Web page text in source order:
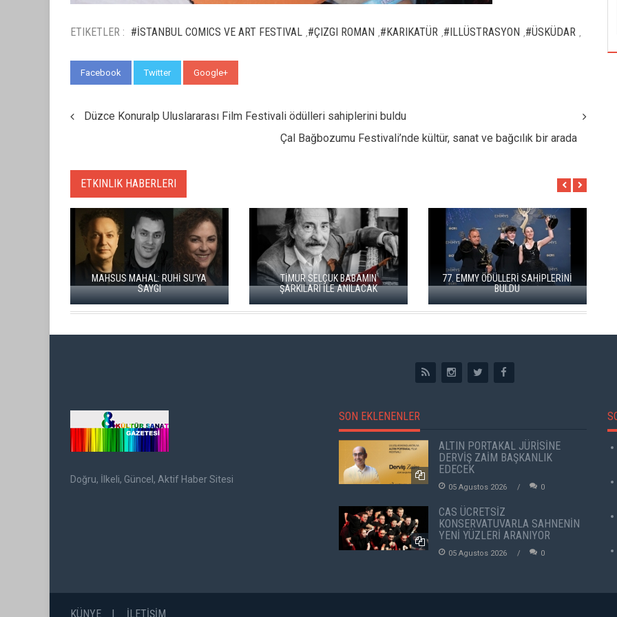
ETIKETLER : #İSTANBUL COMICS VE ART FESTIVAL #ÇIZGI ROMAN #KARIKATÜR #ILLÜSTRASYON #ÜSKÜDAR
Facebook Twitter Google+
Düzce Konuralp Uluslararası Film Festivali ödülleri sahiplerini buldu
Çal Bağbozumu Festivali’nde kültür, sanat ve bağcılık bir arada
ETKINLIK HABERLERI
TİMUR SELÇUK BABAMIN
ŞARKILARI İLE ANILACAK
77. EMMY ÖDÜLLERİ SAHİPLERİNİ
BULDU
ÇAL BAĞBOZUMU FESTIVALI’NDE
KÜLTÜR, SANAT VE BAĞCILIK BIR
ARADA
TUZBİBER, EDİNBURGH FRİNGE'DEKİ İLK
Doğru, İlkeli, Güncel, Aktif Haber Sitesi
SON EKLENENLER
ALTIN PORTAKAL JÜRİSİNE
DERVİŞ ZAİM BAŞKANLIK
EDECEK
05 Agustos 2026 0
CAS ÜCRETSİZ
KONSERVATUVARLA SAHNENİN
YENİ YÜZLERİ ARANIYOR
05 Agustos 2026 0
KÜNYE İLETİŞİM